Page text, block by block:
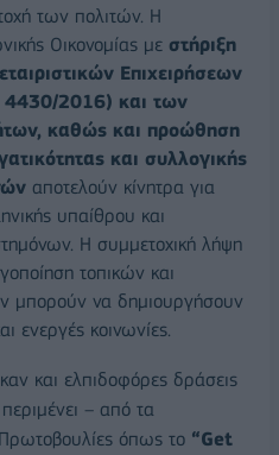
των πολιτών. Η
Οικονομίας με στήριξη
Επιχειρήσεων
2016) και των
καθώς και προώθηση
και συλλογικής
αποτελούν κίνητρα για
υπαίθρου και
Η συμμετοχική λήψη
τοπικών και
μπορούν να δημιουργήσουν
ενεργές κοινωνίες.
και ελπιδοφόρες δράσεις
– από τα
Πρωτοβουλίες όπως το “Get